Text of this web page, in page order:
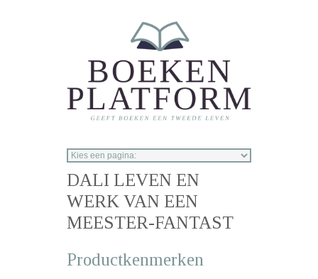
DALI LEVEN EN
WERK VAN EEN
MEESTER-FANTAST
Productkenmerken